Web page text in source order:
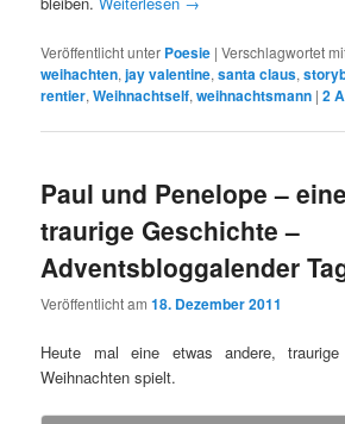
Veröffentlicht unter Poesie |Verschlagwortet
weihachten,jay valentine,santa claus,
rentier,Weihnachtself,weihnachtsmann |2
Paul und Penelope – eine
traurige Geschichte –
Adventsbloggalender
Veröffentlicht am18. Dezember 2011
Heute mal eine etwas andere,
Weihnachten spielt.